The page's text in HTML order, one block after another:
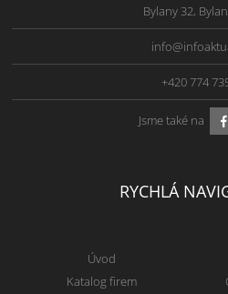
Bylany 32,
+420 774
Jsme také na
RYCHLÁ
Úvod
Katalog firem